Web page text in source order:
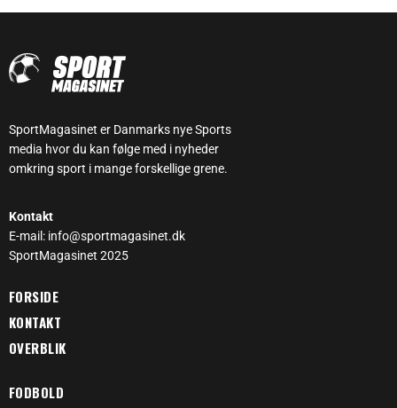
SportMagasinet er Danmarks nye Sports
media hvor du kan følge med i nyheder
omkring sport i mange forskellige grene.
Kontakt
E-mail: info@sportmagasinet.dk
SportMagasinet 2025
FORSIDE
KONTAKT
OVERBLIK
FODBOLD